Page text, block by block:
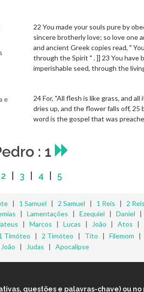
22 You made your souls pure by
sincere brotherly love; so love one
and ancient Greek copies read, "
through the Spirit " . ]] 23 You have
imperishable seed, through the
e
24 For, "All flesh is like grass, and
dries up, and the flower falls off,
word is the gospel that was
: 1
2 3 4 5
| 1 Samuel | 2 Samuel | 1 Reis | 2 Reis
| Lamentações | Ezequiel | Daniel |
| Marcos | Lucas | João | Atos |
Timóteo | 2 Timóteo | Tito | Filemom |
| Judas | Apocalipse
questões e palavras-chave) ou no